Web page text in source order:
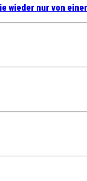
wieder nur von